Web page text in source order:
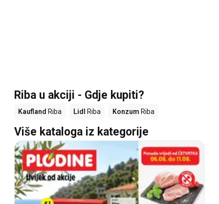
Riba u akciji - Gdje kupiti?
Kaufland Riba Lidl Riba Konzum Riba
Više kataloga iz kategorije